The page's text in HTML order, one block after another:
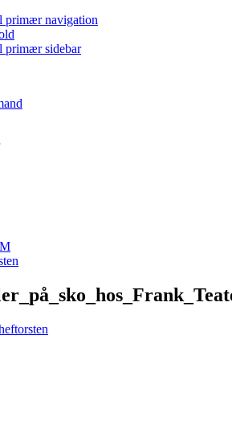
primær navigation
primær sidebar